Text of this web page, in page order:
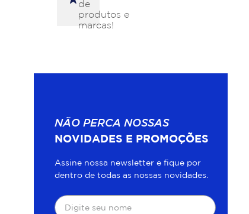
de
produtos e
marcas!
NÃO PERCA NOSSAS
NOVIDADES E PROMOÇÕES
Assine nossa newsletter e fique por
dentro de todas as nossas novidades.